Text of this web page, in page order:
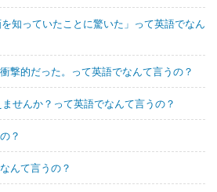
を知っていたことに驚いた」って英語でなん
撃的だった。って英語でなんて言うの？
せんか？って英語でなんて言うの？
？
んて言うの？